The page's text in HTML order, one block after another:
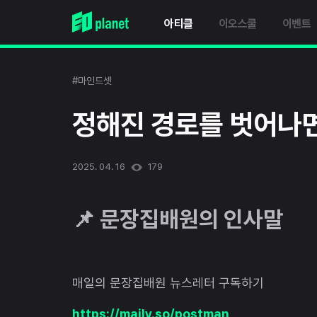
아티클 이오스쿨 이벤트
#마인드셋
정해진 경로를 벗어나
2025. 04. 16 179
📌 문장집배원의 인사말
매일의 문장집배원 뉴스레터 구독하기
https://maily.so/postman